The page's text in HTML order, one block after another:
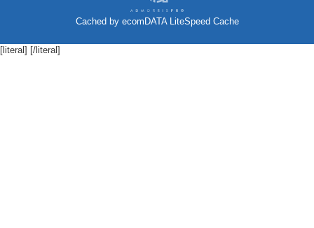
Cached by ecomDATA LiteSpeed Cache
[literal] [/literal]